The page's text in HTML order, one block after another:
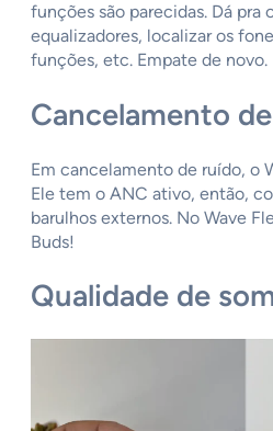
funções são parecidas. Dá pra
equalizadores, localizar os
funções, etc. Empate de novo.
Cancelamento
Em cancelamento de ruído, o
Ele tem o ANC ativo, então,
barulhos externos. No Wave
Buds!
Qualidade de